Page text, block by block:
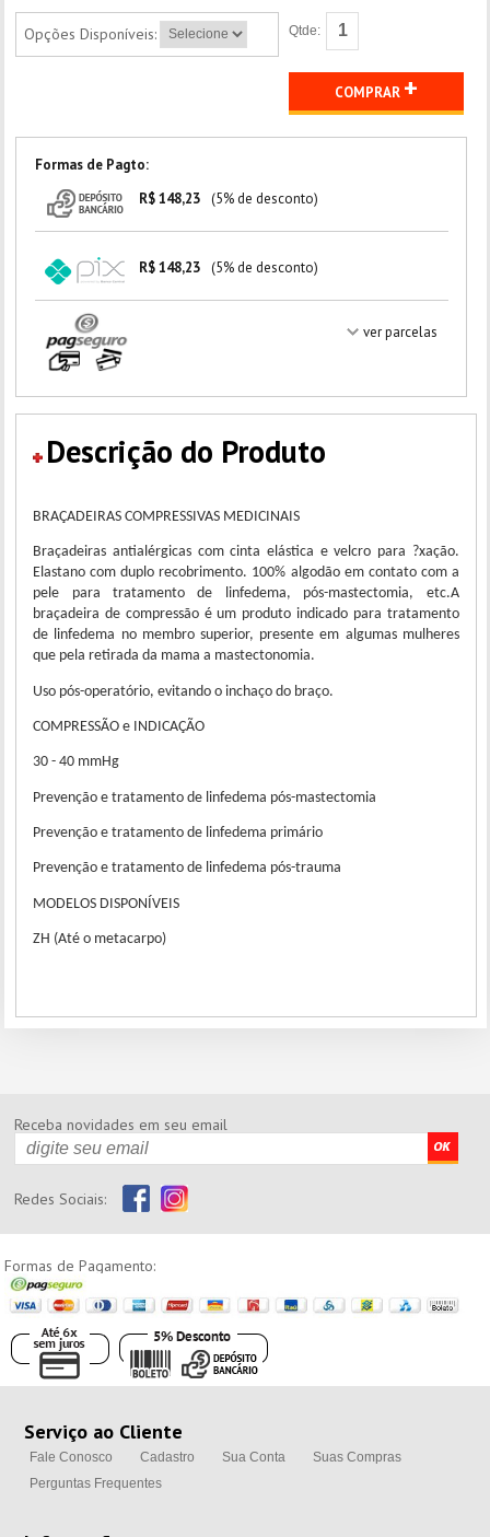
Opções Disponíveis: Qtde:
COMPRAR +
Formas de Pagto:
R$ 148,23
(5% de desconto)
R$ 148,23 (5% de desconto)
ver parcelas
Descrição do Produto
BRAÇADEIRAS COMPRESSIVAS MEDICINAIS
Braçadeiras antialérgicas com cinta elástica e velcro para ?xação.
Elastano com duplo recobrimento. 100% algodão em contato com a
pele para tratamento de linfedema, pós-mastectomia, etc.A
braçadeira de compressão é um produto indicado para tratamento
de linfedema no membro superior, presente em algumas mulheres
que pela retirada da mama a mastectonomia.
Uso pós-operatório, evitando o inchaço do braço.
COMPRESSÃO e INDICAÇÃO
30 - 40 mmHg
Prevenção e tratamento de linfedema pós-mastectomia
Prevenção e tratamento de linfedema primário
Prevenção e tratamento de linfedema pós-trauma
MODELOS DISPONÍVEIS
ZH (Até o metacarpo)
Receba novidades em seu email
Redes Sociais:
Formas de Pagamento:
Serviço ao Cliente
Fale Conosco Cadastro Sua Conta
Suas Compras
Perguntas Frequentes